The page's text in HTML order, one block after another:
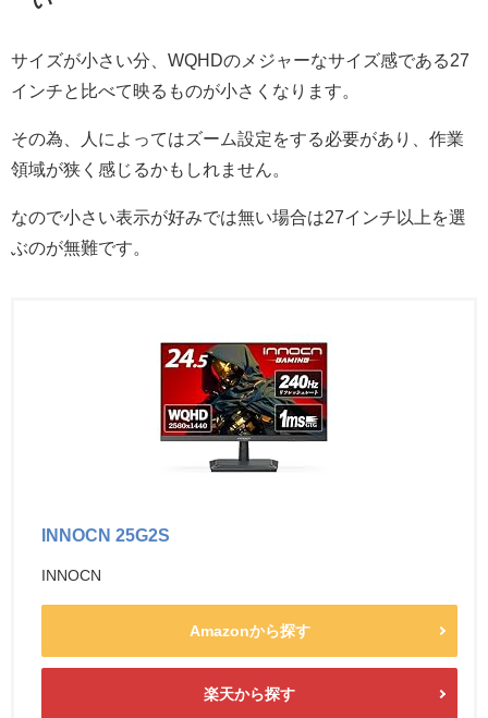
サイズが小さい分、WQHDのメジャーなサイズ感である27
インチと比べて映るものが小さくなります。
その為、人によってはズーム設定をする必要があり、作業
領域が狭く感じるかもしれません。
なので小さい表示が好みでは無い場合は27インチ以上を選
ぶのが無難です。
INNOCN 25G2S
INNOCN
Amazonから探す
楽天から探す